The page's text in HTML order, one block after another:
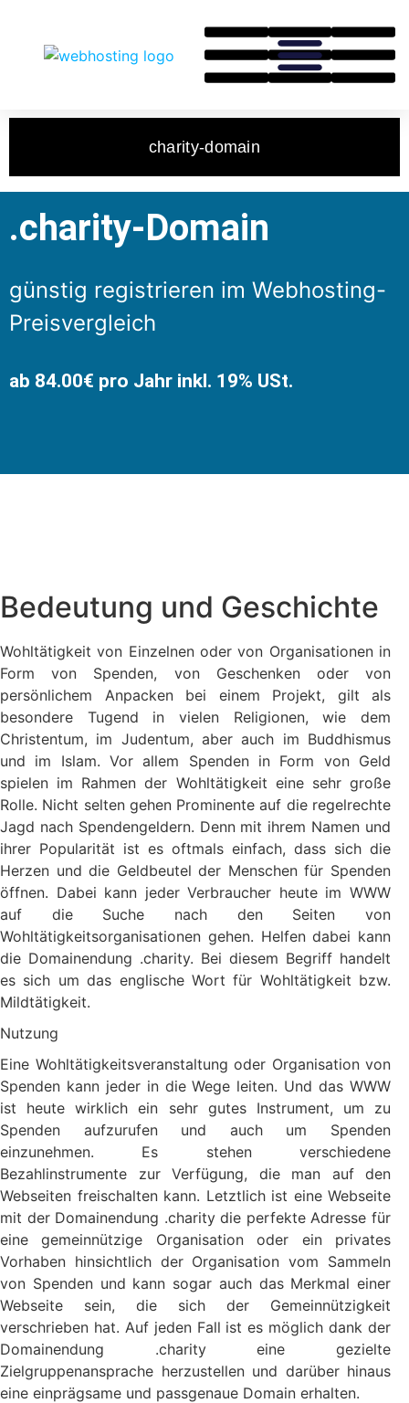
charity-domain
.charity-Domain
günstig registrieren im Webhosting-
Preisvergleich
ab 84.00€ pro Jahr inkl. 19% USt.
Bedeutung und Geschichte
Wohltätigkeit von Einzelnen oder von Organisationen in
Form von Spenden, von Geschenken oder von
persönlichem Anpacken bei einem Projekt, gilt als
besondere Tugend in vielen Religionen, wie dem
Christentum, im Judentum, aber auch im Buddhismus
und im Islam. Vor allem Spenden in Form von Geld
spielen im Rahmen der Wohltätigkeit eine sehr große
Rolle. Nicht selten gehen Prominente auf die regelrechte
Jagd nach Spendengeldern. Denn mit ihrem Namen und
ihrer Popularität ist es oftmals einfach, dass sich die
Herzen und die Geldbeutel der Menschen für Spenden
öffnen. Dabei kann jeder Verbraucher heute im WWW
auf die Suche nach den Seiten von
Wohltätigkeitsorganisationen gehen. Helfen dabei kann
die Domainendung .charity. Bei diesem Begriff handelt
es sich um das englische Wort für Wohltätigkeit bzw.
Mildtätigkeit.
Nutzung
Eine Wohltätigkeitsveranstaltung oder Organisation von
Spenden kann jeder in die Wege leiten. Und das WWW
ist heute wirklich ein sehr gutes Instrument, um zu
Spenden aufzurufen und auch um Spenden
einzunehmen. Es stehen verschiedene
Bezahlinstrumente zur Verfügung, die man auf den
Webseiten freischalten kann. Letztlich ist eine Webseite
mit der Domainendung .charity die perfekte Adresse für
eine gemeinnützige Organisation oder ein privates
Vorhaben hinsichtlich der Organisation vom Sammeln
von Spenden und kann sogar auch das Merkmal einer
Webseite sein, die sich der Gemeinnützigkeit
verschrieben hat. Auf jeden Fall ist es möglich dank der
Domainendung .charity eine gezielte
Zielgruppenansprache herzustellen und darüber hinaus
eine einprägsame und passgenaue Domain erhalten.